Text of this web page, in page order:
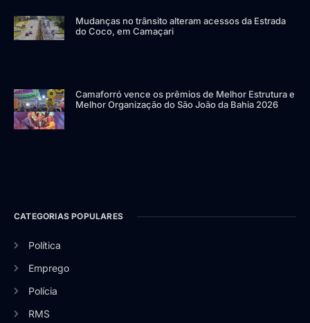
Mudanças no trânsito alteram acessos da Estrada
do Coco, em Camaçari
Camaforró vence os prêmios de Melhor Estrutura e
Melhor Organização do São João da Bahia 2026
CATEGORIAS POPULARES
Política
Emprego
Polícia
RMS